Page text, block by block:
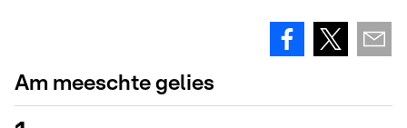
Am meeschte gelies